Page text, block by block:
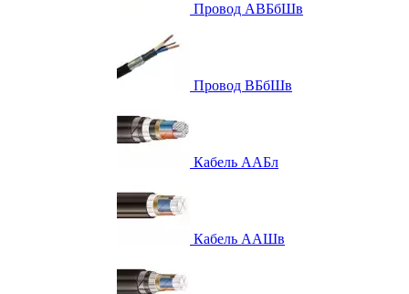
Провод АВБбШв
Провод ВБбШв
Кабель ААБл
Кабель ААШв